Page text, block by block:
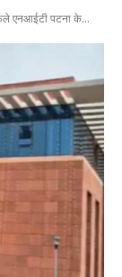
एनआईटी पटना के...